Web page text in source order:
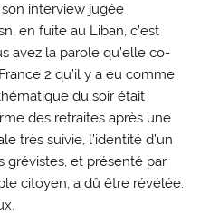
interview jugée
en fuite au Liban, c’est
avez la parole qu’elle co-
2 qu’il y a eu comme
du soir était
des retraites après une
très suivie, l’identité d’un
grévistes, et présenté par
citoyen, a dû être révélée.